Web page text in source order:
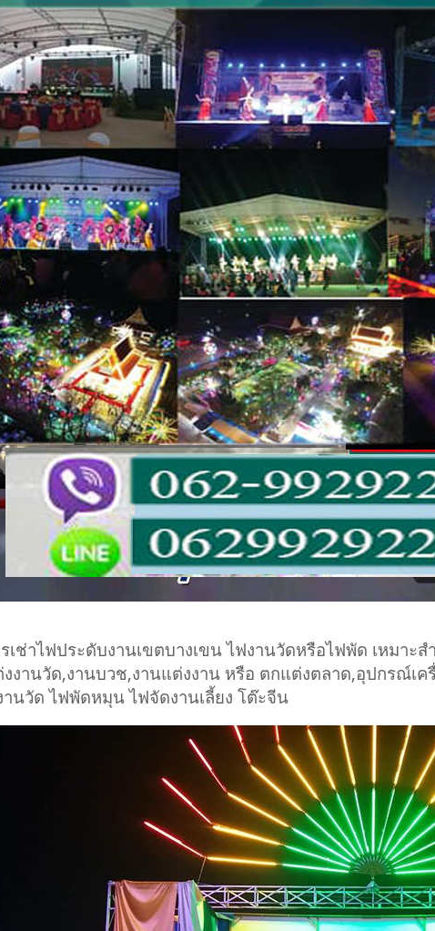
เช่าไฟประดับงานเขตบางเขน ไฟงานวัดหรือไฟพัด เหมาะ
งานวัด,งานบวช,งานแต่งงาน หรือ ตกแต่งตลาด,อุปกรณ์เค
นวัด ไฟพัดหมุน ไฟจัดงานเลี้ยง โต๊ะจีน